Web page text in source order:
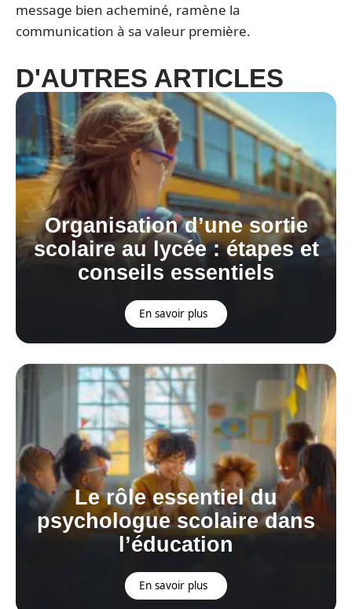
message bien acheminé, ramène la
communication à sa valeur première.
D'AUTRES ARTICLES
Organisation d’une sortie
scolaire au lycée : étapes et
conseils essentiels
En savoir plus
Le rôle essentiel du
psychologue scolaire dans
l’éducation
En savoir plus